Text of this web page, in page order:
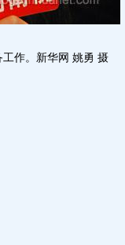
作。新华网 姚勇 摄